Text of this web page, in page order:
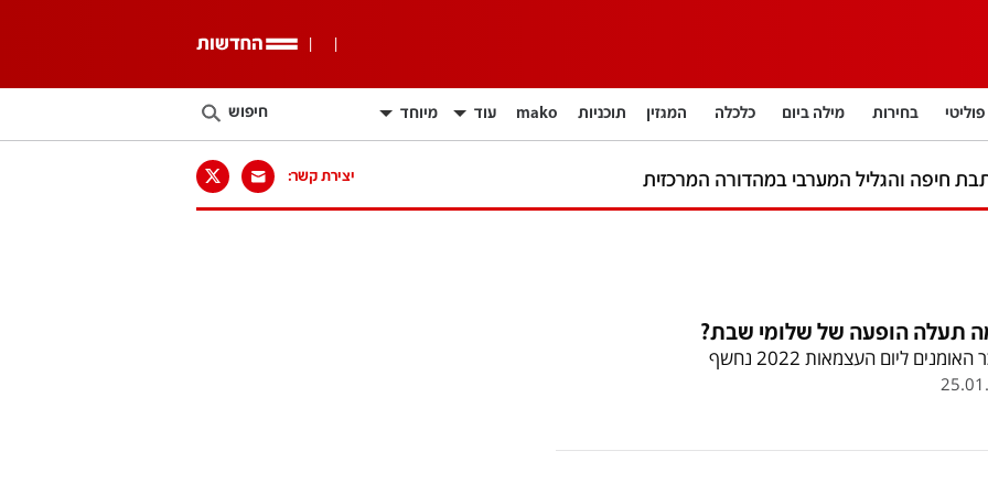
פוליטי בחירות מילה ביום כלכלה המגזין
עיצוב ונדל"ן
תוכניות mako
חיפה והגליל המערבי במהדורה המרכזית
תעלה הופעה של שלומי שבת?
ליום העצמאות 2022 נחשף